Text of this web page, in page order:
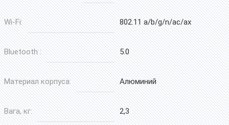
Wi-Fi: 802.11 a/b/g/n/ac/ax
Bluetooth : 5.0
Материал корпуса: Алюминий
Вага, кг: 2,3